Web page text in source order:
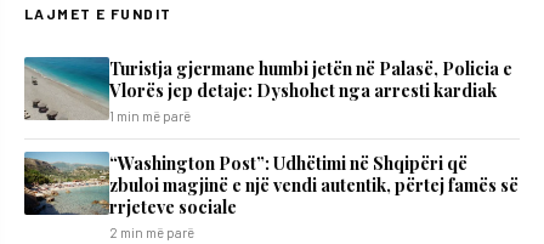
LAJMET E FUNDIT
Turistja gjermane humbi jetën në Palasë, Policia e
Vlorës jep detaje: Dyshohet nga arresti kardiak
1 min më parë
“Washington Post”: Udhëtimi në Shqipëri që
zbuloi magjinë e një vendi autentik, përtej famës së
rrjeteve sociale
2 min më parë